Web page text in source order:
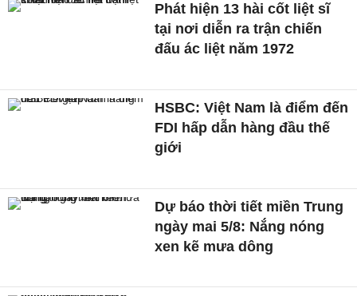
Phát hiện 13 hài cốt liệt sĩ
tại nơi diễn ra trận chiến
đấu ác liệt năm 1972
HSBC: Việt Nam là điểm đến
FDI hấp dẫn hàng đầu thế
giới
Dự báo thời tiết miền Trung
ngày mai 5/8: Nắng nóng
xen kẽ mưa dông